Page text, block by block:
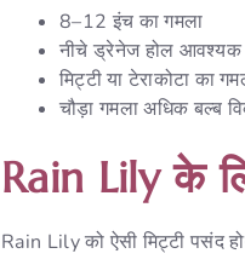
8–12 इंच का गमला
नीचे ड्रेनेज होल आवश्यक
मिट्टी या टेराकोटा का
चौड़ा गमला अधिक बल्ब
Rain Lily के
Rain Lily को ऐसी मिट्टी पसंद